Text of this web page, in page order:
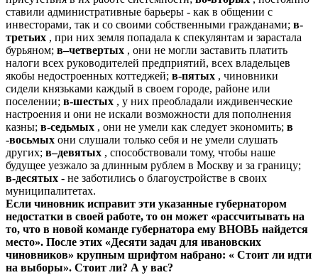
ставили административные барьеры - как в общении с
инвесторами, так и со своими собственными гражданами; в-
третьих , при них земля попадала к спекулянтам и зарастала
бурьяном; в–четвертых , они не могли заставить платить
налоги всех руководителей предприятий, всех владельцев
якобы недостроенных коттеджей; в-пятых , чиновники
сидели князьками каждый в своем городе, районе или
поселении; в-шестых , у них преобладали иждивенческие
настроения и они не искали возможности для пополнения
казны; в-седьмых , они не умели как следует экономить; в
-восьмых они слушали только себя и не умели слушать
других; в–девятых , способствовали тому, чтобы наше
будущее уезжало за длинным рублем в Москву и за границу;
в-десятых - не заботились о благоустройстве в своих
муниципалитетах.
Если чиновник исправит эти указанные губернатором
недостатки в своей работе, то он может «рассчитывать на
то, что в новой команде губернатора ему ВНОВЬ найдется
место». После этих «Десяти задач для ивановских
чиновников» крупным шрифтом набрано: « Стоит ли идти
на выборы». Стоит ли? А у вас?